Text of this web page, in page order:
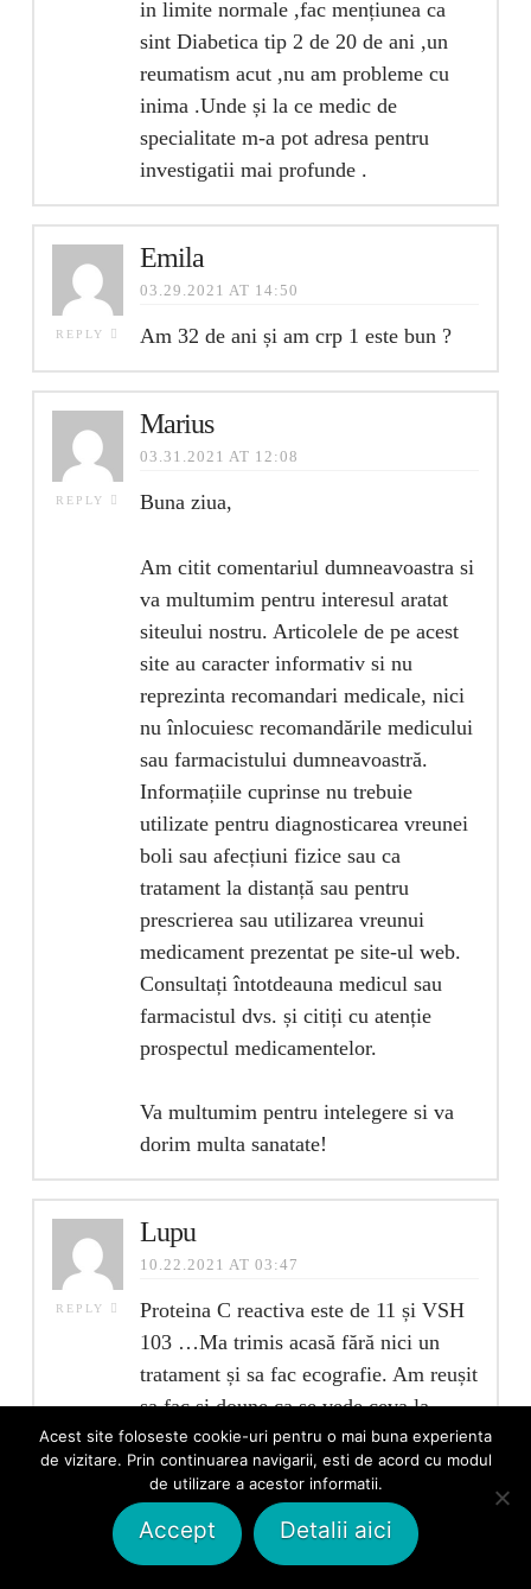
in limite normale ,fac mențiunea ca
sint Diabetica tip 2 de 20 de ani ,un
reumatism acut ,nu am probleme cu
inima .Unde și la ce medic de
specialitate m-a pot adresa pentru
investigatii mai profunde .
REPLY
Emila
03.29.2021 AT 14:50
Am 32 de ani și am crp 1 este bun ?
REPLY
Marius
03.31.2021 AT 12:08
Buna ziua,
Am citit comentariul dumneavoastra si
va multumim pentru interesul aratat
siteului nostru. Articolele de pe acest
site au caracter informativ si nu
reprezinta recomandari medicale, nici
nu înlocuiesc recomandările medicului
sau farmacistului dumneavoastră.
Informațiile cuprinse nu trebuie
utilizate pentru diagnosticarea vreunei
boli sau afecțiuni fizice sau ca
tratament la distanță sau pentru
prescrierea sau utilizarea vreunui
medicament prezentat pe site-ul web.
Consultați întotdeauna medicul sau
farmacistul dvs. și citiți cu atenție
prospectul medicamentelor.
Va multumim pentru intelegere si va
dorim multa sanatate!
REPLY
Lupu
10.22.2021 AT 03:47
Proteina C reactiva este de 11 și VSH
103 …Ma trimis acasă fără nici un
tratament și sa fac ecografie. Am reușit
sa fac și doune ca se vede ceva la
fiere,chist sau altceva ce nu se vede
bine…55 ani,menopauză de 3 ani.
Ileana
Acest site foloseste cookie-uri pentru o mai buna experienta
de vizitare. Prin continuarea navigarii, esti de acord cu modul
de utilizare a acestor informatii.
Accept Detalii aici